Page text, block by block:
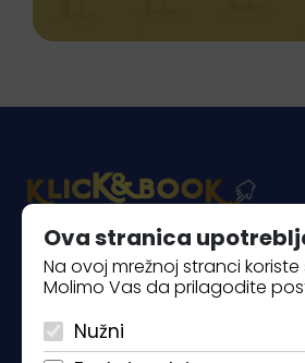
Ova stranica
Na ovoj mrežnoj stranci koriste
Molimo Vas da prilagodite
Nužni
Piantade 41, 52440 Poreč
info@klickandbook.com